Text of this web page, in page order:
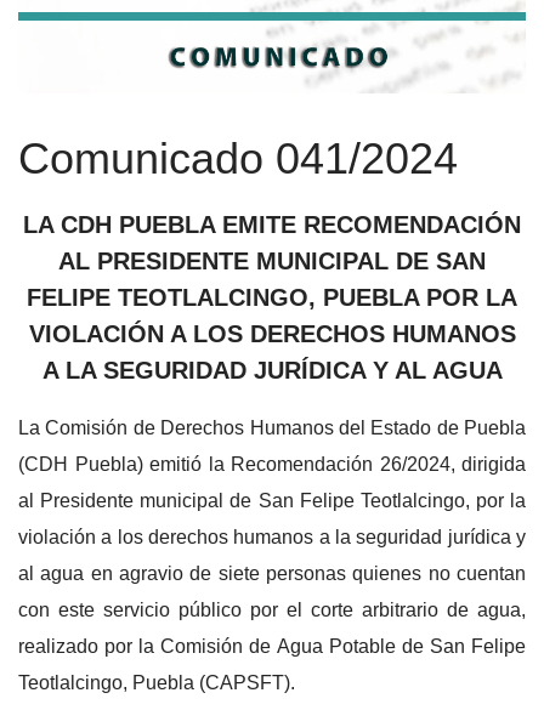
Comunicado 041/2024
LA CDH PUEBLA EMITE RECOMENDACIÓN
AL PRESIDENTE MUNICIPAL DE SAN
FELIPE TEOTLALCINGO, PUEBLA POR LA
VIOLACIÓN A LOS DERECHOS HUMANOS
A LA SEGURIDAD JURÍDICA Y AL AGUA
La Comisión de Derechos Humanos del Estado de Puebla
(CDH Puebla) emitió la Recomendación 26/2024, dirigida
al Presidente municipal de San Felipe Teotlalcingo, por la
violación a los derechos humanos a la seguridad jurídica y
al agua en agravio de siete personas quienes no cuentan
con este servicio público por el corte arbitrario de agua,
realizado por la Comisión de Agua Potable de San Felipe
Teotlalcingo, Puebla (CAPSFT).